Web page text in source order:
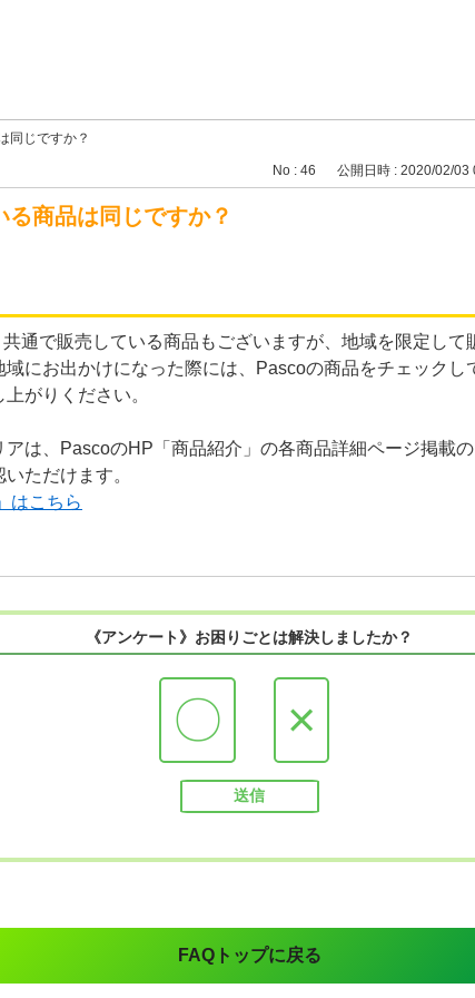
同じですか？
No : 46 公開日時 : 2020/02/03
商品は同じですか？
通で販売している商品もございますが、地域を限定して
にお出かけになった際には、Pascoの商品をチェックし
がりください。
は、PascoのHP「商品紹介」の各商品詳細ページ掲載の
ただけます。
はこちら
《アンケート》お困りごとは解決しましたか？
〇 ×
FAQトップに戻る